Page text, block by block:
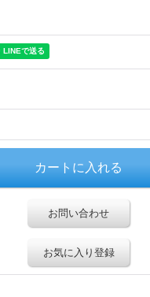
お問い合わせ
お気に入り登録